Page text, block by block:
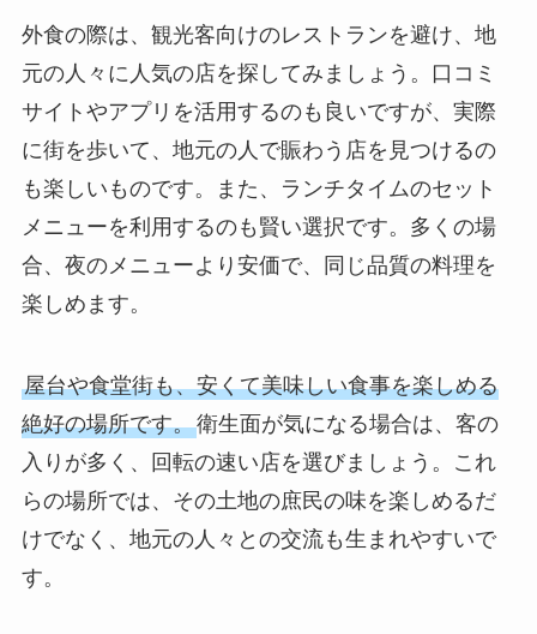
外食の際は、観光客向けのレストランを避け、地
元の人々に人気の店を探してみましょう。口コミ
サイトやアプリを活用するのも良いですが、実際
に街を歩いて、地元の人で賑わう店を見つけるの
も楽しいものです。また、ランチタイムのセット
メニューを利用するのも賢い選択です。多くの場
合、夜のメニューより安価で、同じ品質の料理を
楽しめます。
屋台や食堂街も、安くて美味しい食事を楽しめる
絶好の場所です。衛生面が気になる場合は、客の
入りが多く、回転の速い店を選びましょう。これ
らの場所では、その土地の庶民の味を楽しめるだ
けでなく、地元の人々との交流も生まれやすいで
す。